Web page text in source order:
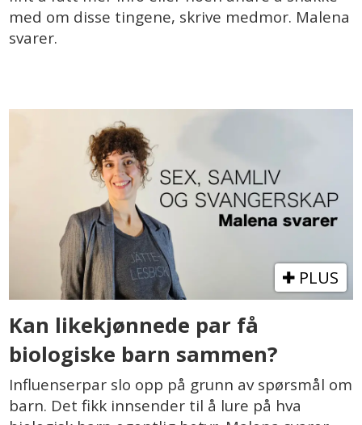
med om disse tingene, skrive medmor. Malena
svarer.
PLUS
Kan likekjønnede par få
biologiske barn sammen?
Influenserpar slo opp på grunn av spørsmål om
barn. Det fikk innsender til å lure på hva